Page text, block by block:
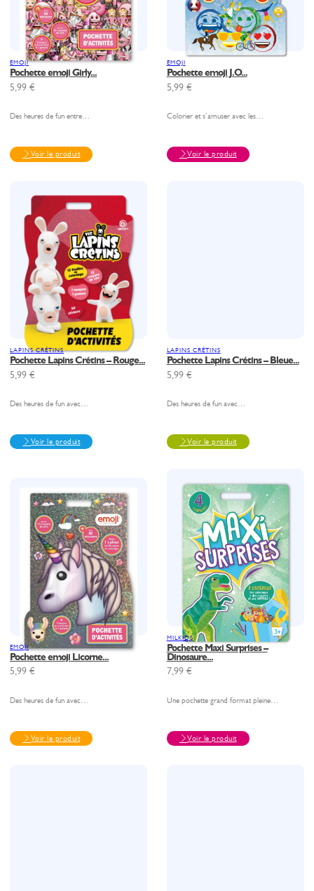
EMOJI
Pochette emoji Girly...
5,99€
Des heures de fun entre…
Voir le produit
EMOJI
Pochette emoji J.O...
5,99 €
Colorier et s’amuser avec les…
Voir le produit
LAPINS CRÉTINS
Pochette Lapins Crétins – Rouge...
5,99€
Des heures de fun avec…
Voir le produit
LAPINS CRÉTINS
Pochette Lapins Crétins – Bleue...
5,99 €
Des heures de fun avec…
Voir le produit
EMOJI
Pochette emoji Licorne...
5,99€
Des heures de fun avec…
Voir le produit
MILKIDS
Pochette Maxi Surprises –
Dinosaure...
7,99 €
Une pochette grand format pleine…
Voir le produit